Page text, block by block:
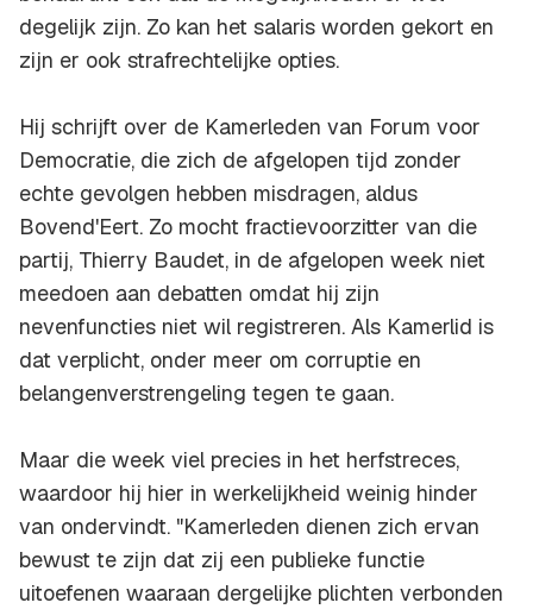
degelijk zijn. Zo kan het salaris worden gekort en
zijn er ook strafrechtelijke opties.
Hij schrijft over de Kamerleden van Forum voor
Democratie, die zich de afgelopen tijd zonder
echte gevolgen hebben misdragen, aldus
Bovend'Eert. Zo mocht fractievoorzitter van die
partij, Thierry Baudet, in de afgelopen week niet
meedoen aan debatten omdat hij zijn
nevenfuncties niet wil registreren. Als Kamerlid is
dat verplicht, onder meer om corruptie en
belangenverstrengeling tegen te gaan.
Maar die week viel precies in het herfstreces,
waardoor hij hier in werkelijkheid weinig hinder
van ondervindt. "Kamerleden dienen zich ervan
bewust te zijn dat zij een publieke functie
uitoefenen waaraan dergelijke plichten verbonden